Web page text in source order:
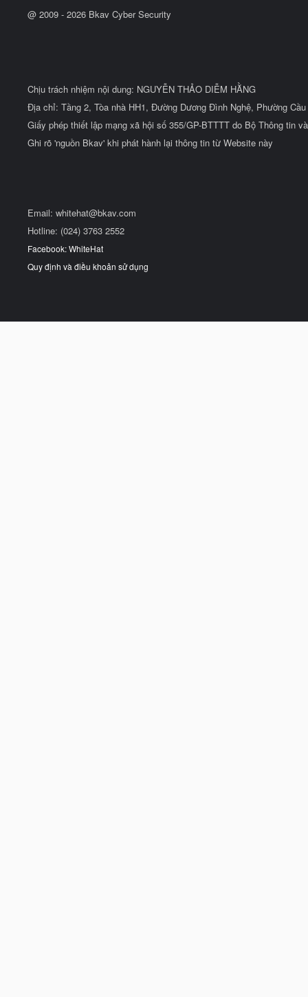
@ 2009 - 2026 Bkav Cyber Security
Chịu trách nhiệm nội dung: NGUYỄN THẢO DIỄM HẰNG
Địa chỉ: Tầng 2, Tòa nhà HH1, Đường Dương Đình Nghệ, Phường
Giấy phép thiết lập mạng xã hội số 355/GP-BTTTT do Bộ Thông tin
Ghi rõ 'nguồn Bkav' khi phát hành lại thông tin từ Website này
Email: whitehat@bkav.com
Hotline: (024) 3763 2552
Facebook: WhiteHat
Quy định và điều khoản sử dụng